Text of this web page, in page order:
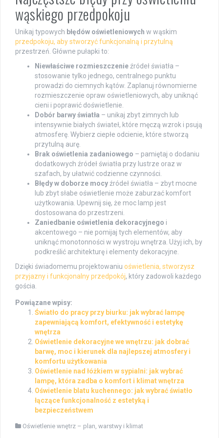
wąskiego przedpokoju
Unikaj typowych błędów oświetleniowych w wąskim
przedpokoju, aby stworzyć funkcjonalną i przytulną
przestrzeń. Główne pułapki to:
Niewłaściwe rozmieszczenie źródeł światła –
stosowanie tylko jednego, centralnego punktu
prowadzi do ciemnych kątów. Zaplanuj równomierne
rozmieszczenie opraw oświetleniowych, aby uniknąć
cieni i poprawić doświetlenie.
Dobór barwy światła – unikaj zbyt zimnych lub
intensywnie białych świateł, które męczą wzrok i psują
atmosferę. Wybierz ciepłe odcienie, które stworzą
przytulną aurę.
Brak oświetlenia zadaniowego – pamiętaj o dodaniu
dodatkowych źródeł światła przy lustrze oraz w
szafach, by ułatwić codzienne czynności.
Błędy w doborze mocy źródeł światła – zbyt mocne
lub zbyt słabe oświetlenie może zaburzać komfort
użytkowania. Upewnij się, że moc lamp jest
dostosowana do przestrzeni.
Zaniedbanie oświetlenia dekoracyjnego i
akcentowego – nie pomijaj tych elementów, aby
uniknąć monotonności w wystroju wnętrza. Użyj ich, by
podkreślić architekturę i elementy dekoracyjne.
Dzięki świadomemu projektowaniu oświetlenia, stworzysz
przyjazny i funkcjonalny przedpokój, który zadowoli każdego
gościa.
Powiązane wpisy:
Światło do pracy przy biurku: jak wybrać lampę
zapewniającą komfort, efektywność i estetykę
wnętrza
Oświetlenie dekoracyjne we wnętrzu: jak dobrać
barwę, moc i kierunek dla najlepszej atmosfery i
komfortu użytkowania
Oświetlenie nad łóżkiem w sypialni: jak wybrać
lampę, która zadba o komfort i klimat wnętrza
Oświetlenie blatu kuchennego: jak wybrać światło
łączące funkcjonalność z estetyką i
bezpieczeństwem
Oświetlenie wnętrz – plan, warstwy i klimat